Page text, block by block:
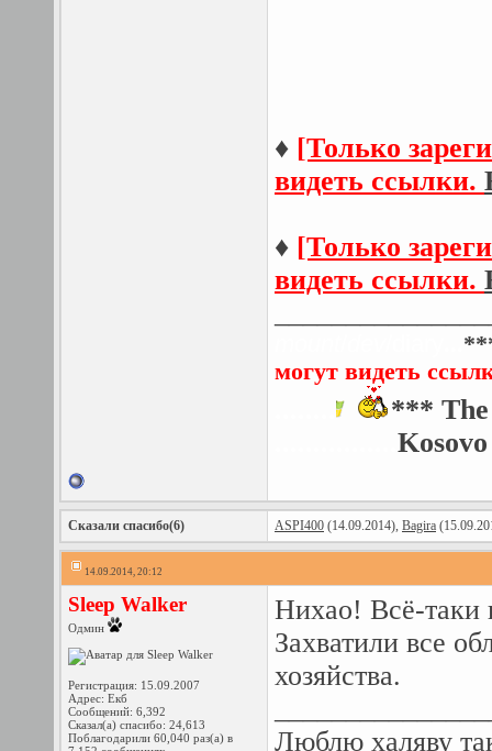
♦ [Только
видеть ссылки.
♦ [Только
видеть ссылки.
могут видеть
***
Сказали спасибо(6) ASPI400 (14.09.2014), Bagira
14.09.2014, 20:12
Sleep Walker
Одмин
Регистрация: 15.09.2007
Адрес: Екб
Сообщений: 6,392
Сказал(а) спасибо: 24,613
Поблагодарили 60,040 раз(а) в
Нихао! Всё-
Захватили все
хозяйства.
Люблю халяву